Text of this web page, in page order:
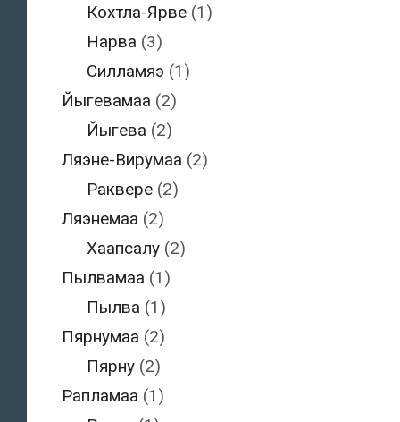
Кохтла-Ярве (1)
Нарва (3)
Силламяэ (1)
Йыгевамаа (2)
Йыгева (2)
Ляэне-Вирумаа (2)
Раквере (2)
Ляэнемаа (2)
Хаапсалу (2)
Пылвамаа (1)
Пылва (1)
Пярнумаа (2)
Пярну (2)
Рапламаа (1)